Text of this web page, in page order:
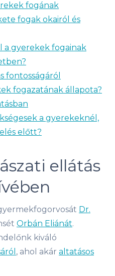
fogának
fogak okairól és
gyerekek fogainak
fontosságáról
fogazatának állapota?
a gyerekeknél,
előtt?
ellátás
Dr.
Orbán Eliánát.
kiváló
, ahol akár altatásos